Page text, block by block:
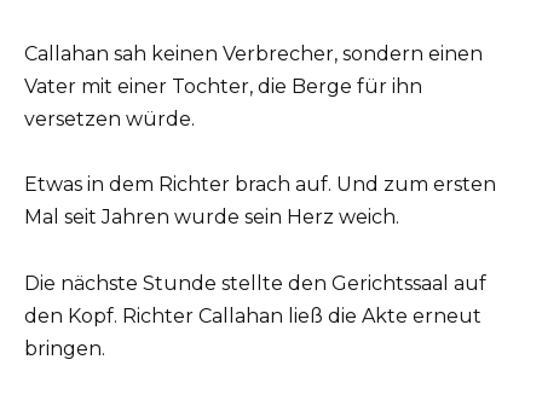
Callahan sah keinen Verbrecher, sondern einen
Vater mit einer Tochter, die Berge für ihn
versetzen würde.
Etwas in dem Richter brach auf. Und zum ersten
Mal seit Jahren wurde sein Herz weich.
Die nächste Stunde stellte den Gerichtssaal auf
den Kopf. Richter Callahan ließ die Akte erneut
bringen.